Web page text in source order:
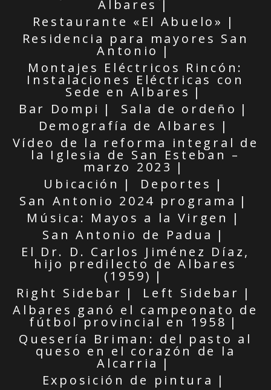
Albares
Restaurante «El Abuelo»
Residencia para mayores San
Antonio
Montajes Eléctricos Rincón:
Instalaciones Eléctricas con
Sede en Albares
Bar Dompi
Sala de ordeño
Demografía de Albares
Vídeo de la reforma integral de
la Iglesia de San Esteban –
marzo 2023
Ubicación
Deportes
San Antonio 2024 programa
Música: Mayos a la Virgen
San Antonio de Padua
El Dr. D. Carlos Jiménez Díaz,
hijo predilecto de Albares
(1959)
Right Sidebar
Left Sidebar
Albares ganó el campeonato de
fútbol provincial en 1958
Quesería Briman: del pasto al
queso en el corazón de la
Alcarria
Exposición de pintura